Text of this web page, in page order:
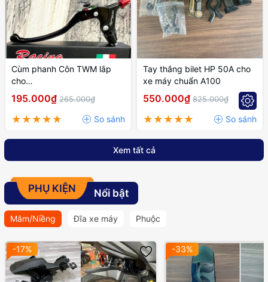
Cùm phanh Côn TWM lắp
cho
EXCITER,WINNER,SONIC,
RAIDER,..
195.000₫ 265.000₫
Tay thắng bilet HP 50A cho
xe máy chuẩn A100
550.000₫ 825.000₫
Xem tất cả
PHỤ KIỆN Nổi bật
Mâm/Niềng Đĩa xe máy Phuộc
-17% -33%